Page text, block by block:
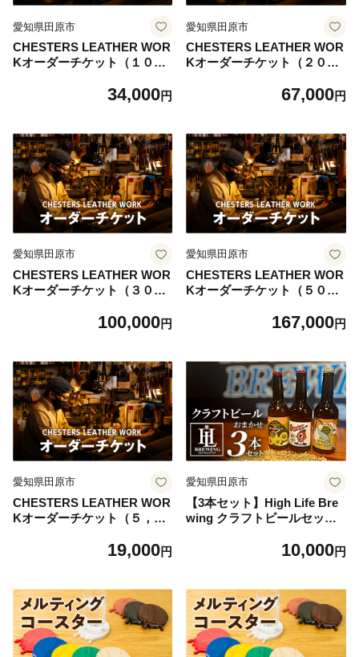
愛知県田原市
CHESTERS LEATHER WOR
Kオーダーチケット（１０，
34,000円
愛知県田原市
CHESTERS LEATHER WOR
Kオーダーチケット（２０，
67,000円
愛知県田原市
CHESTERS LEATHER WOR
Kオーダーチケット（３０，
100,000円
愛知県田原市
CHESTERS LEATHER WOR
Kオーダーチケット（５０，
167,000円
愛知県田原市
CHESTERS LEATHER WOR
Kオーダーチケット（５，０
19,000円
愛知県田原市
【3本セット】High Life Bre
wing クラフトビールセット
A 330ml 瓶 瓶ビール お酒 酒
10,000円